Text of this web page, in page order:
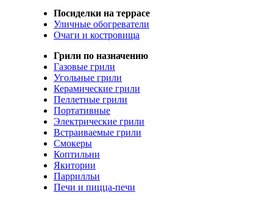
Посиделки на террасе
Уличные обогреватели
Очаги и костровища
Грили по назначению
Газовые грили
Угольные грили
Керамические грили
Пеллетные грили
Портативные
Электрические грили
Встраиваемые грили
Смокеры
Коптильни
Якитории
Паррилльи
Печи и пицца-печи